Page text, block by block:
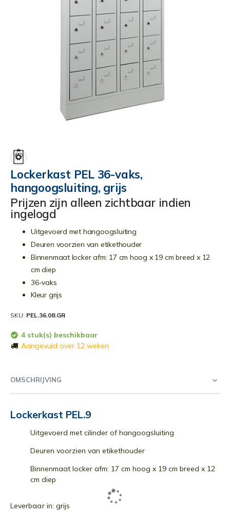
het
begin
van
de
afbeeldingen-
gallerij
Lockerkast PEL 36-vaks,
hangoogsluiting, grijs
Prijzen zijn alleen zichtbaar indien
ingelogd
Uitgevoerd met hangoogsluiting
Deuren voorzien van etikethouder
Binnenmaat locker afm: 17 cm hoog x 19 cm breed x 12
cm diep
36-vaks
Kleur grijs
SKU PEL.36.08.GR
4 stuk(s) beschikbaar
Aangevuld over 12 weken
OMSCHRIJVING
Lockerkast PEL.9
Uitgevoerd met cilinder of hangoogsluiting
Deuren voorzien van etikethouder
Binnenmaat locker afm: 17 cm hoog x 19 cm breed x 12
cm diep
Leverbaar in: grijs